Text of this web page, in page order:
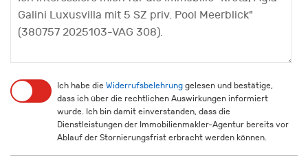
Ich habe die Widerrufsbelehrung gelesen und bestätige,
dass ich über die rechtlichen Auswirkungen informiert
wurde. Ich bin damit einverstanden, dass die
Dienstleistungen der Immobilienmakler-Agentur bereits vor
Ablauf der Stornierungsfrist erbracht werden können.